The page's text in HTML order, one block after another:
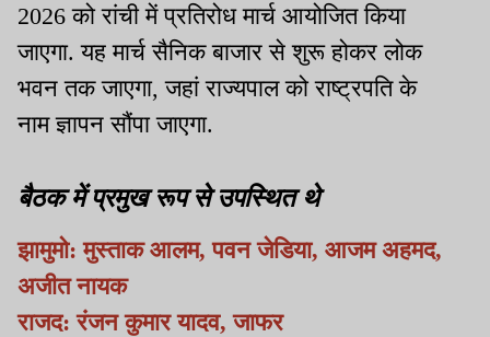
2026 को रांची में प्रतिरोध मार्च आयोजित किया
जाएगा. यह मार्च सैनिक बाजार से शुरू होकर लोक
भवन तक जाएगा, जहां राज्यपाल को राष्ट्रपति के
नाम ज्ञापन सौंपा जाएगा.
बैठक में प्रमुख रूप से उपस्थित थे
झामुमो: मुस्ताक आलम, पवन जेडिया, आजम अहमद,
अजीत नायक
राजद: रंजन कुमार यादव, जाफर